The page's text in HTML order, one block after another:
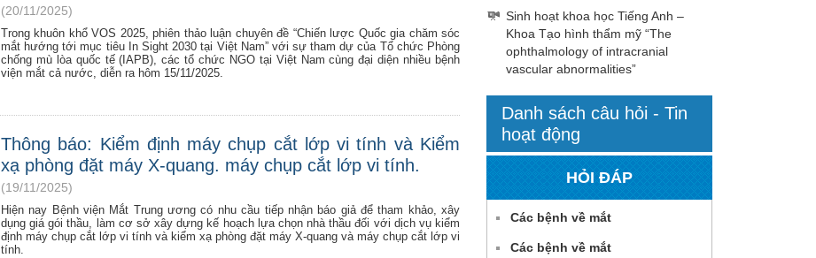
(20/11/2025)
Trong khuôn khổ VOS 2025, phiên thảo luận chuyên đề “Chiến lược Quốc gia chăm sóc
mắt hướng tới mục tiêu In Sight 2030 tại Việt Nam” với sự tham dự của Tổ chức Phòng
chống mù lòa quốc tế (IAPB), các tổ chức NGO tại Việt Nam cùng đại diện nhiều bệnh
viện mắt cả nước, diễn ra hôm 15/11/2025.
Thông báo: Kiểm định máy chụp cắt lớp vi tính và Kiểm
xạ phòng đặt máy X-quang. máy chụp cắt lớp vi tính.
(19/11/2025)
Hiện nay Bệnh viện Mắt Trung ương có nhu cầu tiếp nhận báo giả để tham khảo, xây
dụng giá gói thầu, làm cơ sở xây dựng kế hoạch lựa chọn nhà thầu đối với dịch vụ kiểm
định máy chụp cắt lớp vi tính và kiểm xạ phòng đặt máy X-quang và máy chụp cắt lớp vi
tính.
Sinh hoạt khoa học Tiếng Anh –
Khoa Tạo hình thẩm mỹ “The
ophthalmology of intracranial
vascular abnormalities”
Danh sách câu hỏi - Tin
hoạt động
HỎI ĐÁP
Các bệnh về mắt
Các bệnh về mắt